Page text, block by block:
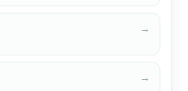
→
→